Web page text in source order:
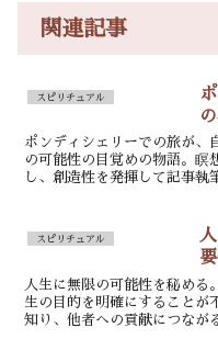
関連記事
スピリチュアル
ポンディシェリーでの旅が、
の可能性の目覚めの物語。瞑
し、創造性を発揮して記事執
スピリチュアル
人生に無限の可能性を秘める
生の目的を明確にすることが
知り、他者への貢献につなが